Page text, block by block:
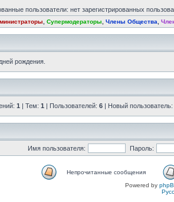
пользователи: нет зарегистрированных
Супермодераторы Члены Общества
рождения.
1 | Тем: 1 | Пользователей: 6 | Новый пользователь:
Имя пользователя: Пароль:
Непрочитанные сообщения
Powered by